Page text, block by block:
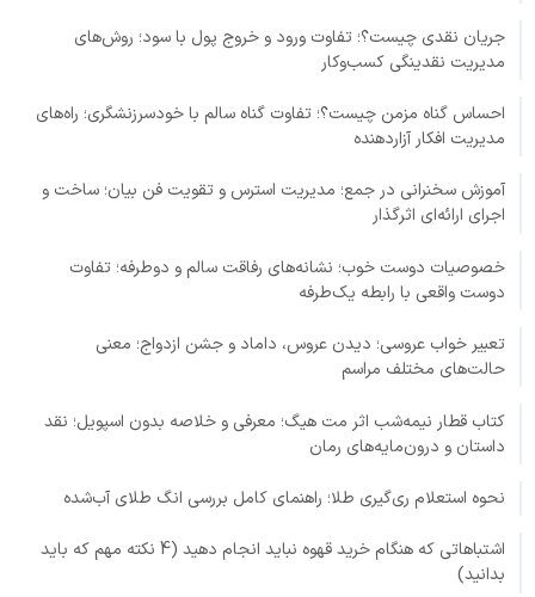
جریان نقدی چیست؟؛ تفاوت ورود و خروج پول با سود؛ روش‌های
مدیریت نقدینگی کسب‌وکار
احساس گناه مزمن چیست؟؛ تفاوت گناه سالم با خودسرزنشگری؛ راه‌های
مدیریت افکار آزاردهنده
آموزش سخنرانی در جمع؛ مدیریت استرس و تقویت فن بیان؛ ساخت و
اجرای ارائه‌ای اثرگذار
خصوصیات دوست خوب؛ نشانه‌های رفاقت سالم و دوطرفه؛ تفاوت
دوست واقعی با رابطه یک‌طرفه
تعبیر خواب عروسی؛ دیدن عروس، داماد و جشن ازدواج؛ معنی
حالت‌های مختلف مراسم
کتاب قطار نیمه‌شب اثر مت هیگ؛ معرفی و خلاصه بدون اسپویل؛ نقد
داستان و درون‌مایه‌های رمان
نحوه استعلام ری‌گیری طلا؛ راهنمای کامل بررسی انگ طلای آب‌شده
اشتباهاتی که هنگام خرید قهوه نباید انجام دهید (4 نکته مهم که باید
بدانید)